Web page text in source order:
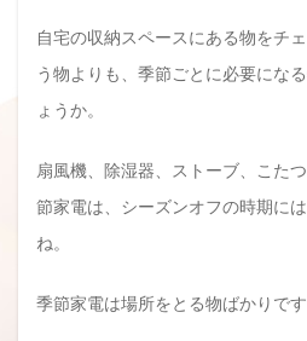
自宅の収納スペースにある物をチ
う物よりも、季節ごとに必要にな
ょうか。
扇風機、除湿器、ストーブ、こた
節家電は、シーズンオフの時期に
ね。
季節家電は場所をとる物ばかりです